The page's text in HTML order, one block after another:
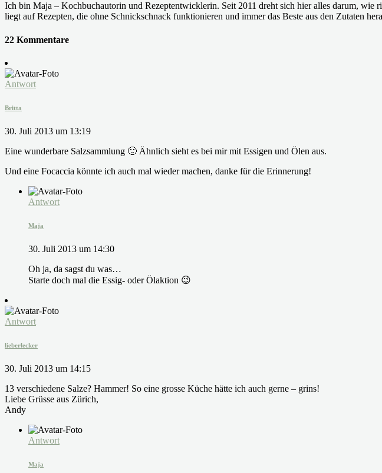
Ich bin Maja – Kochbuchautorin und Rezeptentwicklerin. Seit 2011 dreht sich hier alles darum,
liegt auf Rezepten, die ohne Schnickschnack funktionieren und immer das Beste aus den Zutaten
22 Kommentare
Antwort
Britta
30. Juli 2013 um 13:19
Eine wunderbare Salzsammlung 🙂 Ähnlich sieht es bei mir mit Essigen und Ölen aus.
Und eine Focaccia könnte ich auch mal wieder machen, danke für die Erinnerung!
Antwort
Maja
30. Juli 2013 um 14:30
Oh ja, da sagst du was…
Starte doch mal die Essig- oder Ölaktion 😉
Antwort
lieberlecker
30. Juli 2013 um 14:15
13 verschiedene Salze? Hammer! So eine grosse Küche hätte ich auch gerne – grins!
Liebe Grüsse aus Zürich,
Andy
Antwort
Maja